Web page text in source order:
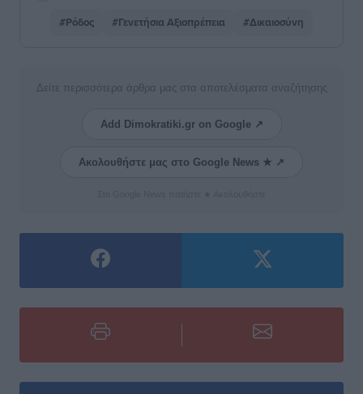
#Ρόδος #Γενετήσια Αξιοπρέπεια #Δικαιοσύνη
Δείτε περισσότερα άρθρα μας στα αποτελέσματα αναζήτησης
Add Dimokratiki.gr on Google ↗
Ακολουθήστε μας στο Google News ★ ↗